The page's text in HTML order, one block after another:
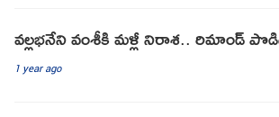
వల్ల‌భ‌నేని వంశీకి మళ్లీ నిరాశ‌.. రిమాండ్
1 year ago